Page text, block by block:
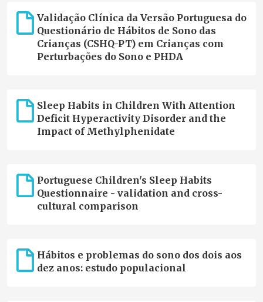
Validação Clínica da Versão Portuguesa do
Questionário de Hábitos de Sono das
Crianças (CSHQ-PT) em Crianças com
Perturbações do Sono e PHDA
Sleep Habits in Children With Attention
Deficit Hyperactivity Disorder and the
Impact of Methylphenidate
Portuguese Children's Sleep Habits
Questionnaire - validation and cross-
cultural comparison
Hábitos e problemas do sono dos dois aos
dez anos: estudo populacional